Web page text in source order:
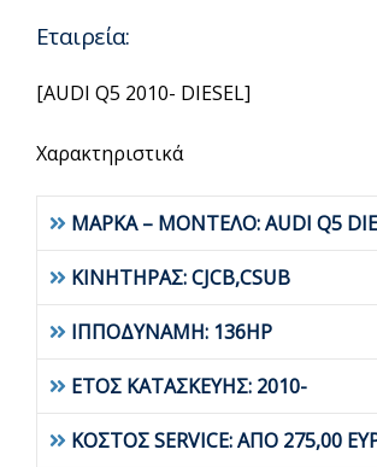
Εταιρεία:
[AUDI Q5 2010- DIESEL]
Χαρακτηριστικά
ΜΑΡΚΑ – ΜΟΝΤΕΛΟ: AUDI Q5
ΚΙΝΗΤΗΡΑΣ: CJCB,CSUB
ΙΠΠΟΔΥΝΑΜΗ: 136HP
ΕΤΟΣ ΚΑΤΑΣΚΕΥΗΣ: 2010-
ΚΟΣΤΟΣ SERVICE: ΑΠΟ 275,00